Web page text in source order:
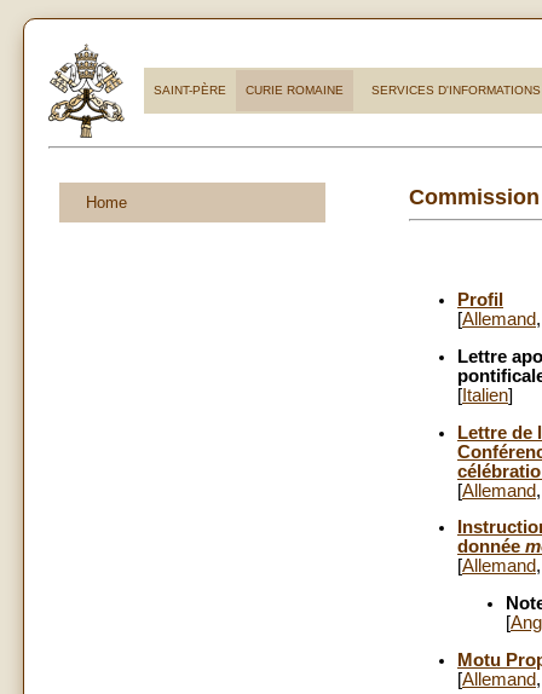
SAINT-PÈRE CURIE ROMAINE SERVICES D'INFORMATIONS
Home
Profil
[Allemand
Lettre
[ Italien]
Lettre de
[Allemand
donnée
[Allemand
[
Motu
[Allemand